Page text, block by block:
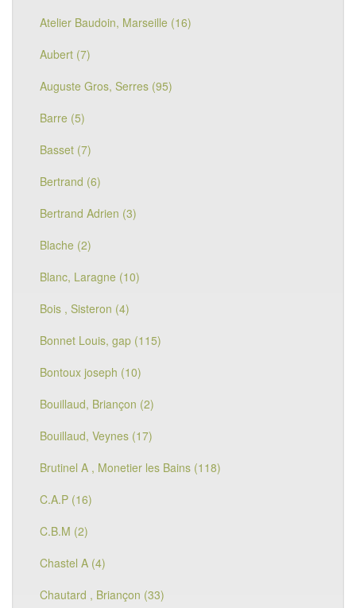
Atelier Baudoin, Marseille (16)
Aubert (7)
Auguste Gros, Serres (95)
Barre (5)
Basset (7)
Bertrand (6)
Bertrand Adrien (3)
Blache (2)
Blanc, Laragne (10)
Bois , Sisteron (4)
Bonnet Louis, gap (115)
Bontoux joseph (10)
Bouillaud, Briançon (2)
Bouillaud, Veynes (17)
Brutinel A , Monetier les Bains (118)
C.A.P (16)
C.B.M (2)
Chastel A (4)
Chautard , Briançon (33)